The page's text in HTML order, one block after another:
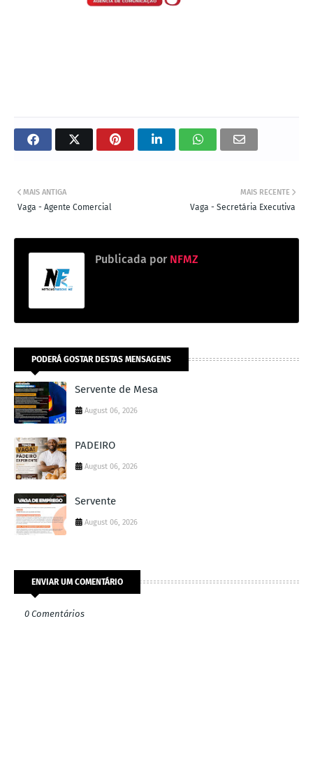
MAIS RECENTE
Vaga - Secretária Executiva
MAIS ANTIGA
Vaga - Agente Comercial
Publicada por NFMZ
PODERÁ GOSTAR DESTAS MENSAGENS
Servente de Mesa
August 06, 2026
PADEIRO
August 06, 2026
Servente
August 06, 2026
ENVIAR UM COMENTÁRIO
0 Comentários